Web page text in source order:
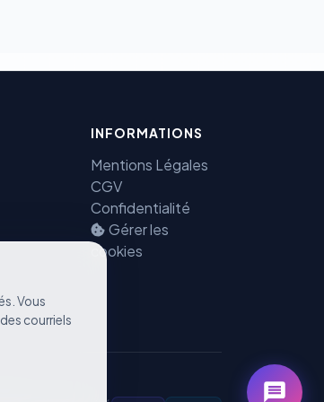
INFORMATIONS
Mentions Légales
CGV
Confidentialité
Gérer les
cookies
Vous
courriels